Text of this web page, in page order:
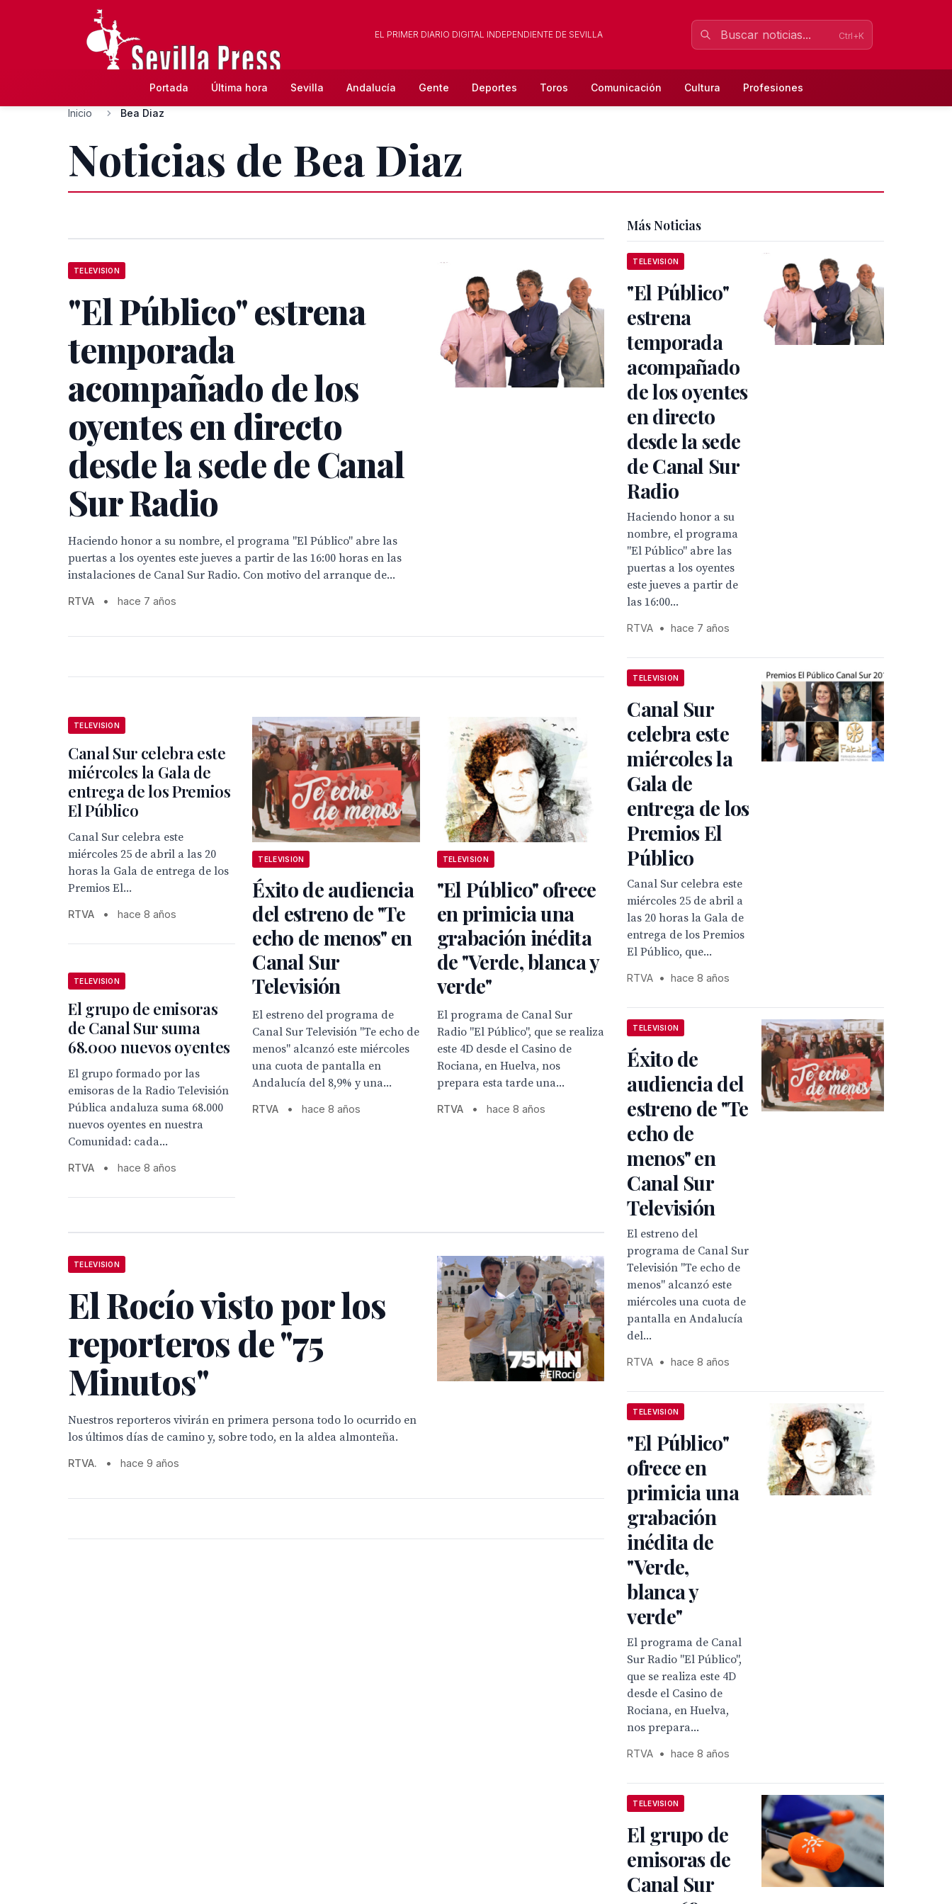
EL PRIMER DIARIO DIGITAL INDEPENDIENTE DE SEVILLA Ctrl+K
Portada Última hora Sevilla Andalucía Gente Deportes Toros Comunicación Cultura Profesiones
Inicio Bea Diaz
Noticias de Bea Diaz
TELEVISION
"El Público" estrena
temporada
acompañado de los
oyentes en directo
desde la sede de Canal
Sur Radio
Haciendo honor a su nombre, el programa "El Público" abre las
puertas a los oyentes este jueves a partir de las 16:00 horas en las
instalaciones de Canal Sur Radio. Con motivo del arranque de...
RTVA • hace 7 años
TELEVISION
Canal Sur celebra este
miércoles la Gala de
entrega de los Premios
El Público
Canal Sur celebra este
miércoles 25 de abril a las 20
horas la Gala de entrega de los
Premios El...
RTVA • hace 8 años
TELEVISION
Éxito de audiencia
del estreno de "Te
echo de menos" en
Canal Sur
Televisión
El estreno del programa de
Canal Sur Televisión "Te echo de
menos" alcanzó este miércoles
una cuota de pantalla en
Andalucía del 8,9% y una...
RTVA • hace 8 años
TELEVISION
"El Público" ofrece
en primicia una
grabación inédita
de "Verde, blanca y
verde"
El programa de Canal Sur
Radio "El Público", que se realiza
este 4D desde el Casino de
Rociana, en Huelva, nos
prepara esta tarde una...
RTVA • hace 8 años
TELEVISION
El grupo de emisoras
de Canal Sur suma
68.000 nuevos oyentes
El grupo formado por las
emisoras de la Radio Televisión
Pública andaluza suma 68.000
nuevos oyentes en nuestra
Comunidad: cada...
RTVA • hace 8 años
TELEVISION
El Rocío visto por los
reporteros de "75
Minutos"
Nuestros reporteros vivirán en primera persona todo lo ocurrido en
los últimos días de camino y, sobre todo, en la aldea almonteña.
RTVA. • hace 9 años
Más Noticias
TELEVISION
"El Público"
estrena
temporada
acompañado
de los oyentes
en directo
desde la sede
de Canal Sur
Radio
Haciendo honor a su
nombre, el programa
"El Público" abre las
puertas a los oyentes
este jueves a partir de
las 16:00...
RTVA • hace 7 años
TELEVISION
Canal Sur
celebra este
miércoles la
Gala de
entrega de los
Premios El
Público
Canal Sur celebra este
miércoles 25 de abril a
las 20 horas la Gala de
entrega de los Premios
El Público, que...
RTVA • hace 8 años
TELEVISION
Éxito de
audiencia del
estreno de "Te
echo de
menos" en
Canal Sur
Televisión
El estreno del
programa de Canal Sur
Televisión "Te echo de
menos" alcanzó este
miércoles una cuota de
pantalla en Andalucía
del...
RTVA • hace 8 años
TELEVISION
"El Público"
ofrece en
primicia una
grabación
inédita de
"Verde,
blanca y
verde"
El programa de Canal
Sur Radio "El Público",
que se realiza este 4D
desde el Casino de
Rociana, en Huelva,
nos prepara...
RTVA • hace 8 años
TELEVISION
El grupo de
emisoras de
Canal Sur